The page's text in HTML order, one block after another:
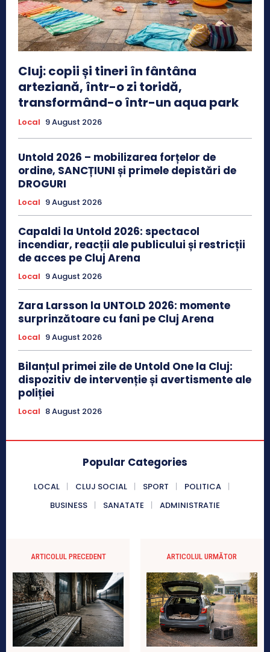
Cluj: copii și tineri în fântâna
arteziană, într-o zi toridă,
transformând-o într-un aqua park
Local 9 August 2026
Untold 2026 – mobilizarea forțelor de
ordine, SANCȚIUNI și primele depistări de
DROGURI
Local 9 August 2026
Capaldi la Untold 2026: spectacol
incendiar, reacții ale publicului și restricții
de acces pe Cluj Arena
Local 9 August 2026
Zara Larsson la UNTOLD 2026: momente
surprinzătoare cu fani pe Cluj Arena
Local 9 August 2026
Bilanțul primei zile de Untold One la Cluj:
dispozitiv de intervenție și avertismente ale
poliției
Local 8 August 2026
Popular Categories
LOCAL CLUJ SOCIAL SPORT
POLITICA
BUSINESS
SANATATE ADMINISTRATIE
ARTICOLUL PRECEDENT ARTICOLUL URMĂTOR